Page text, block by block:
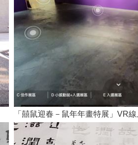
「囍鼠迎春－鼠年年畫特展」VR